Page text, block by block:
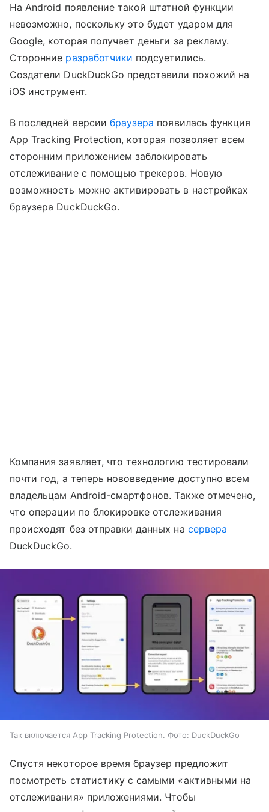
На Android появление такой штатной функции
невозможно, поскольку это будет ударом для
Google, которая получает деньги за рекламу.
Сторонние разработчики подсуетились.
Создатели DuckDuckGo представили похожий на
iOS инструмент.
В последней версии браузера появилась функция
App Tracking Protection, которая позволяет всем
сторонним приложением заблокировать
отслеживание с помощью трекеров. Новую
возможность можно активировать в настройках
браузера DuckDuckGo.
Компания заявляет, что технологию тестировали
почти год, а теперь нововведение доступно всем
владельцам Android-смартфонов. Также отмечено,
что операции по блокировке отслеживания
происходят без отправки данных на сервера
DuckDuckGo.
Так включается App Tracking Protection. Фото: DuckDuckGo
Спустя некоторое время браузер предложит
посмотреть статистику с самыми «активными на
отслеживания» приложениями. Чтобы